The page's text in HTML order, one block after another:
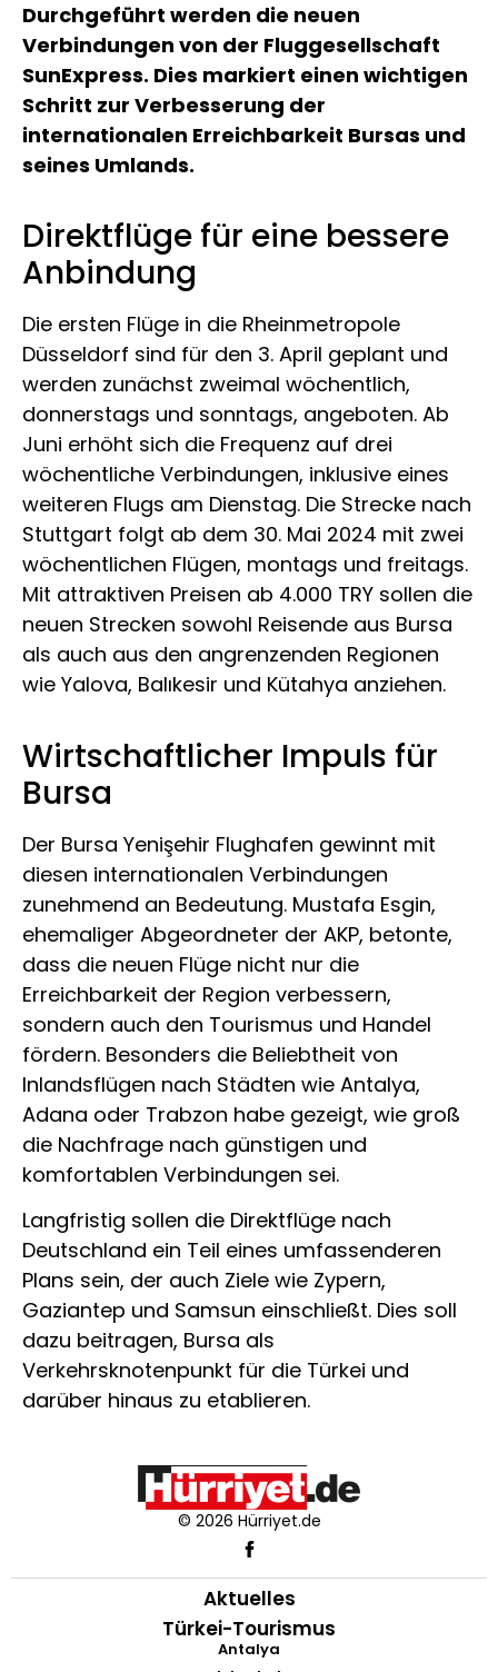
Durchgeführt werden die neuen
Verbindungen von der Fluggesellschaft
SunExpress. Dies markiert einen wichtigen
Schritt zur Verbesserung der
internationalen Erreichbarkeit Bursas und
seines Umlands.
Direktflüge für eine bessere
Anbindung
Die ersten Flüge in die Rheinmetropole
Düsseldorf sind für den 3. April geplant und
werden zunächst zweimal wöchentlich,
donnerstags und sonntags, angeboten. Ab
Juni erhöht sich die Frequenz auf drei
wöchentliche Verbindungen, inklusive eines
weiteren Flugs am Dienstag. Die Strecke nach
Stuttgart folgt ab dem 30. Mai 2024 mit zwei
wöchentlichen Flügen, montags und freitags.
Mit attraktiven Preisen ab 4.000 TRY sollen die
neuen Strecken sowohl Reisende aus Bursa
als auch aus den angrenzenden Regionen
wie Yalova, Balıkesir und Kütahya anziehen.
Wirtschaftlicher Impuls für
Bursa
Der Bursa Yenişehir Flughafen gewinnt mit
diesen internationalen Verbindungen
zunehmend an Bedeutung. Mustafa Esgin,
ehemaliger Abgeordneter der AKP, betonte,
dass die neuen Flüge nicht nur die
Erreichbarkeit der Region verbessern,
sondern auch den Tourismus und Handel
fördern. Besonders die Beliebtheit von
Inlandsflügen nach Städten wie Antalya,
Adana oder Trabzon habe gezeigt, wie groß
die Nachfrage nach günstigen und
komfortablen Verbindungen sei.
Langfristig sollen die Direktflüge nach
Deutschland ein Teil eines umfassenderen
Plans sein, der auch Ziele wie Zypern,
Gaziantep und Samsun einschließt. Dies soll
dazu beitragen, Bursa als
Verkehrsknotenpunkt für die Türkei und
darüber hinaus zu etablieren.
© 2026 Hürriyet.de
Aktuelles
Türkei-Tourismus
Antalya